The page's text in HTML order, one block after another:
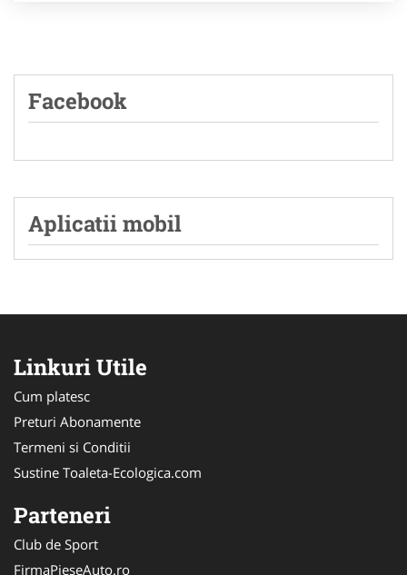
Facebook
Aplicatii mobil
Linkuri Utile
Cum platesc
Preturi Abonamente
Termeni si Conditii
Sustine Toaleta-Ecologica.com
Parteneri
Club de Sport
FirmaPieseAuto.ro